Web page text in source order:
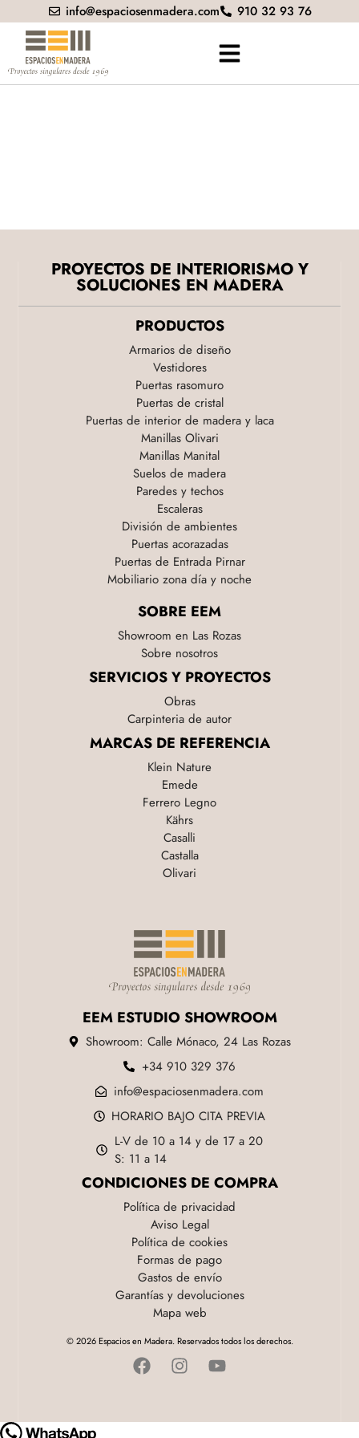
info@espaciosenmadera.com 910 32 93 76
PROYECTOS DE INTERIORISMO Y
SOLUCIONES EN MADERA
PRODUCTOS
Armarios de diseño
Vestidores
Puertas rasomuro
Puertas de cristal
Puertas de interior de madera y laca
Manillas Olivari
Manillas Manital
Suelos de madera
Paredes y techos
Escaleras
División de ambientes
Puertas acorazadas
Puertas de Entrada Pirnar
Mobiliario zona día y noche
SOBRE EEM
Showroom en Las Rozas
Sobre nosotros
SERVICIOS Y PROYECTOS
Obras
Carpinteria de autor
MARCAS DE REFERENCIA
Klein Nature
Emede
Ferrero Legno
Kährs
Casalli
Castalla
Olivari
EEM ESTUDIO SHOWROOM
Showroom: Calle Mónaco, 24 Las Rozas
+34 910 329 376
info@espaciosenmadera.com
HORARIO BAJO CITA PREVIA
L-V de 10 a 14 y de 17 a 20
S: 11 a 14
CONDICIONES DE COMPRA
Política de privacidad
Aviso Legal
Política de cookies
Formas de pago
Gastos de envío
Garantías y devoluciones
Mapa web
© 2026 Espacios en Madera. Reservados todos los derechos.